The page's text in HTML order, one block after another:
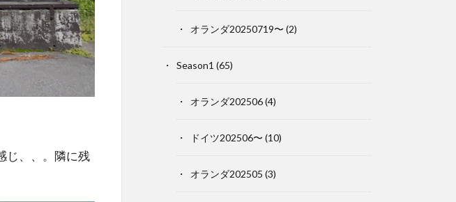
、、。 隣に残
オランダ20250719〜 (2)
Season1 (65)
オランダ202506(4)
ドイツ202506〜 (10)
オランダ202505 (3)